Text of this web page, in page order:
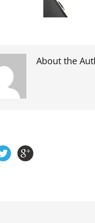
About the